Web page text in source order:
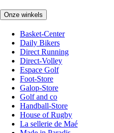
Onze winkels
Basket-Center
Daily Bikers
Direct Running
Direct-Volley
Espace Golf
Foot-Store
Galop-Store
Golf and co
Handball-Store
House of Rugby
La sellerie de Maé